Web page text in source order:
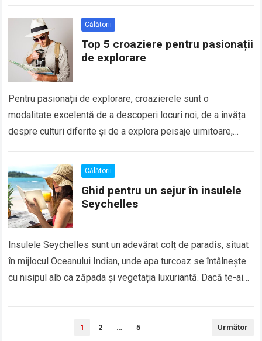
Călătorii
Top 5 croaziere pentru pasionații
de explorare
Pentru pasionații de explorare, croazierele sunt o
modalitate excelentă de a descoperi locuri noi, de a învăța
despre culturi diferite și de a explora peisaje uimitoare,
Călătorii
Ghid pentru un sejur în insulele
Seychelles
Insulele Seychelles sunt un adevărat colț de paradis, situat
în mijlocul Oceanului Indian, unde apa turcoaz se întâlnește
cu nisipul alb ca zăpada și vegetația luxuriantă. Dacă te-ai
1 2 … 5 Următor